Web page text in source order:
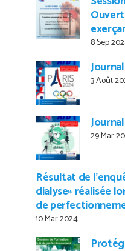
8 Sep
3 Août
29 Mar
Résultat de
dialyse» réalisée
de
10 Mar 2024